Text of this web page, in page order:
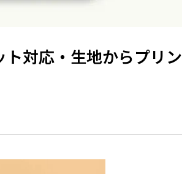
対応・生地からプリン